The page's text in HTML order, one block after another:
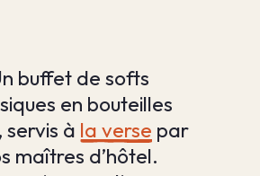
buffet de softs
en bouteilles
à la verse par
maîtres d’hôtel.